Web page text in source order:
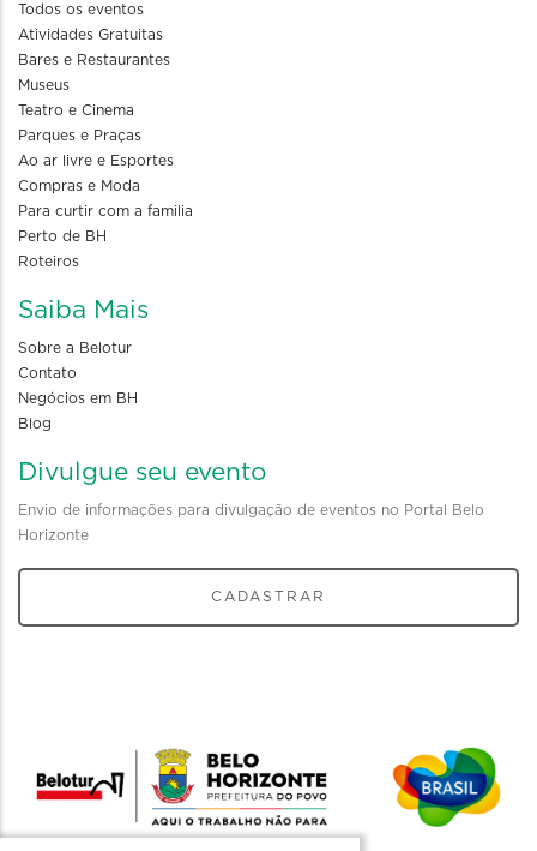
Todos os eventos
Atividades Gratuitas
Bares e Restaurantes
Museus
Teatro e Cinema
Parques e Praças
Ao ar livre e Esportes
Compras e Moda
Para curtir com a familia
Perto de BH
Roteiros
Saiba Mais
Sobre a Belotur
Contato
Negócios em BH
Blog
Divulgue seu evento
Envio de informações para divulgação de eventos no Portal Belo
Horizonte
CADASTRAR